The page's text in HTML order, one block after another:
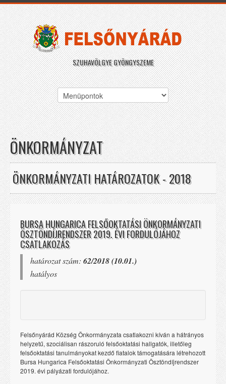
SZUHAVÖLGYE GYÖNGYSZEME
ÖNKORMÁNYZAT
ÖNKORMÁNYZATI HATÁROZATOK - 2018
BURSA HUNGARICA FELSŐOKTATÁSI ÖNKORMÁNYZATI
ÖSZTÖNDÍJRENDSZER 2019. ÉVI FORDULÓJÁHOZ
CSATLAKOZÁS
határozat szám: 62/2018 (10.01.)
hatályos
Felsőnyárád Község Önkormányzata csatlakozni kíván a hátrányos
helyzetű, szociálisan rászoruló felsőoktatási hallgatók, illetőleg
felsőoktatási tanulmányokat kezdő fiatalok támogatására létrehozott
Bursa Hungarica Felsőoktatási Önkormányzati Ösztöndíjrendszer
2019. évi pályázati fordulójához.